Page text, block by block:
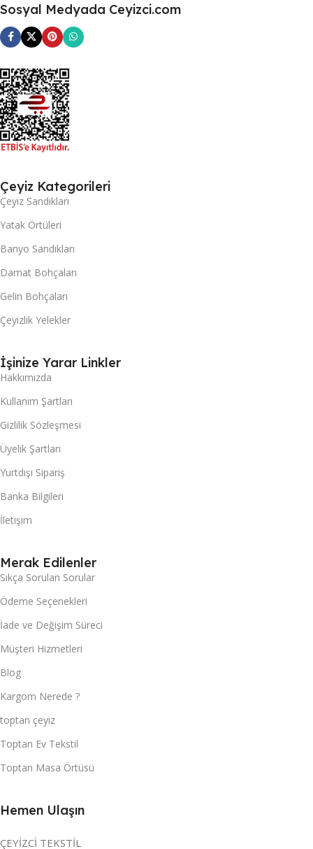
Sosyal Medyada Ceyizci.com
Çeyiz Kategorileri
Çeyiz Sandıkları
Yatak Örtüleri
Banyo Sandıkları
Damat Bohçaları
Gelin Bohçaları
Çeyizlik Yelekler
İşinize Yarar Linkler
Hakkımızda
Kullanım Şartları
Gizlilik Sözleşmesi
Üyelik Şartları
Yurtdışı Sipariş
Banka Bilgileri
İletişim
Merak Edilenler
Sıkça Sorulan Sorular
Ödeme Seçenekleri
İade ve Değişim Süreci
Müşteri Hizmetleri
Blog
Kargom Nerede ?
toptan çeyiz
Toptan Ev Tekstil
Toptan Masa Örtüsü
Hemen Ulaşın
ÇEYİZCİ TEKSTİL